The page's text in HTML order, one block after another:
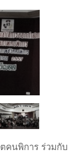
คนพิการ ร่วมกับ